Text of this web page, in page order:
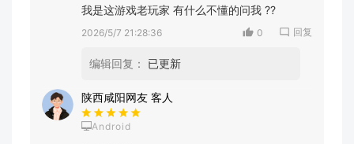
我是这游戏老玩家 有什么不懂的问我 ??
2026/5/7 21:28:36 0 回复
编辑回复： 已更新
陕西咸阳网友 客人
Android